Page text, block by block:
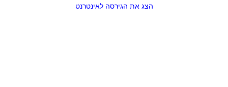
הצג את הגירסה לאינטרנט